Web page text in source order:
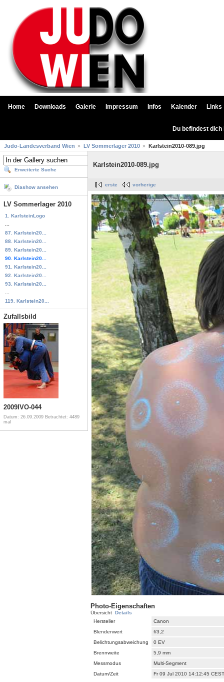
Home Downloads Galerie Impressum Infos Kalender Links
Du befindest
Judo-Landesverband Wien LV Sommerlager 2010 Karlstein2010-089.jpg
Erweiterte Suche
Diashow ansehen
LV Sommerlager 2010
1. KarlsteinLogo
87. Karlstein20...
88. Karlstein20...
89. Karlstein20...
90. Karlstein20...
91. Karlstein20...
92. Karlstein20...
93. Karlstein20...
119. Karlstein20...
Zufallsbild
2009IVO-044
Datum: 26.09.2009 Betrachtet: 4489
mal
Karlstein2010-089.jpg
erste vorherige
Photo-Eigenschaften
Übersicht Details
Hersteller
Canon
Blendenwert
f/3,2
Belichtungsabweichung
0 EV
Brennweite
5,9 mm
Messmodus
Multi-Segment
Datum/Zeit
Fr 09 Jul 2010 14:12:45 CEST